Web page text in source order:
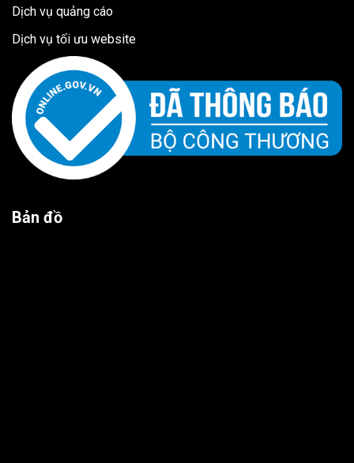
Dịch vụ quảng cáo
Dịch vụ tối ưu website
Bản đồ